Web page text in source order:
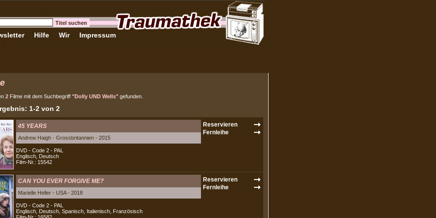
Hilfe Wir Impressum
2 Filme mit dem Suchbegriff "Dolly UND Wells" gefunden.
1-2 von 2
45 YEARS
Andrew Haigh - Grossbritannien - 2015
DVD - Code 2 - PAL
Englisch, Deutsch
Film-Nr.: 15542
CAN YOU EVER FORGIVE ME?
Marielle Heller - USA - 2018
DVD - Code 2 - PAL
Englisch, Deutsch, Spanisch, Italienisch, Französisch